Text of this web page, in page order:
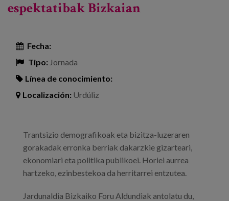
espektatibak Bizkaian
Fecha:
Tipo: Jornada
Línea de conocimiento:
Localización: Urdúliz
Trantsizio demografikoak eta bizitza-luzeraren
gorakadak erronka berriak dakarzkie gizarteari,
ekonomiari eta politika publikoei. Horiei aurrea
hartzeko, ezinbestekoa da herritarrei entzutea.
Jardunaldia Bizkaiko Foru Aldundiak antolatu du,